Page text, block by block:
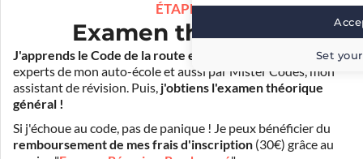
ÉTAPE 2
Examen théorique
J'apprends le Code de la route en ligne
. Je suis aidé par les
experts de mon auto-école et aussi par Mister Codes, mon
assistant de révision. Puis, j'obtiens l'examen théorique
général !
Si j'échoue au code, pas de panique ! Je peux bénéficier du
remboursement de mes frais d'inscription (30€) grâce au
Set